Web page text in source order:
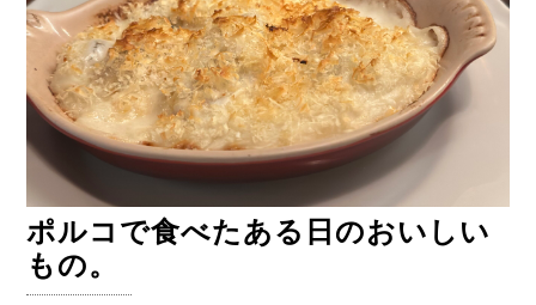
ポルコで食べたある日のおいしい
もの。